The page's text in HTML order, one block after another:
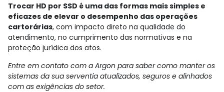
Trocar HD por SSD é uma das formas mais simples e
eficazes de elevar o desempenho das operações
cartorárias, com impacto direto na qualidade do
atendimento, no cumprimento das normativas e na
proteção jurídica dos atos.
Entre em contato com a Argon para saber como manter os
sistemas da sua serventia atualizados, seguros e alinhados
com as exigências do setor.